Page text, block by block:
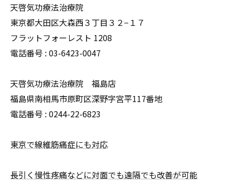
天啓気功療法治療院
東京都大田区大森西３丁目３２−１７
フラットフォーレスト 1208
電話番号 : 03-6423-0047
天啓気功療法治療院 福島店
福島県南相馬市原町区深野字宮平117番地
電話番号 : 0244-22-6823
東京で線維筋痛症にも対応
長引く慢性疼痛などに対面でも遠隔でも改善が可能